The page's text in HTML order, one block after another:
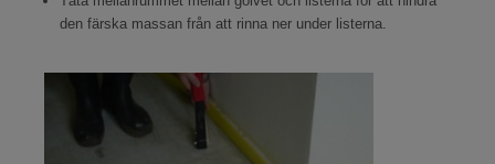
den färska massan från att rinna ner under listerna.